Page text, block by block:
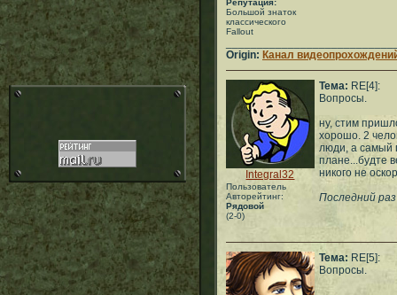
Репутация:
Большой знаток
классического
Fallout
Origin: Канал
Integral32
Пользователь
Авторейтинг:
Рядовой
(2-0)
Тема: RE[4]:
Вопросы.
ну, стим
хорошо. 2
люди, а самый
плане...будте
никого не
Последний
Тема: RE[5]:
Вопросы.